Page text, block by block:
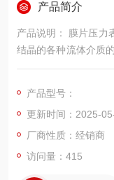
产品简介
产品说明： 膜片压力表适用于测量具有一定腐蚀性、非凝固或非
结晶的各种流体介质的压力或负压。
炸危险、不结晶、不
于90% 温度影响：使用温度偏离20±5℃时，其温度附加误差不大
产品型号：
更新时间：2025-
厂商性质：经销商
访问量：415